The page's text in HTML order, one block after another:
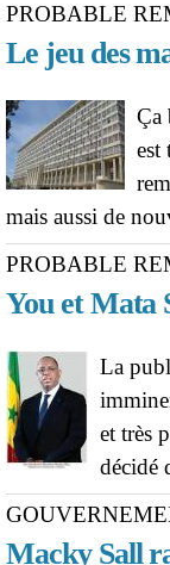
PROBABLE
Le jeu des
Ça
est
mais aussi de
PROBABLE
You et Mata
La
et très
décidé
Macky Sall